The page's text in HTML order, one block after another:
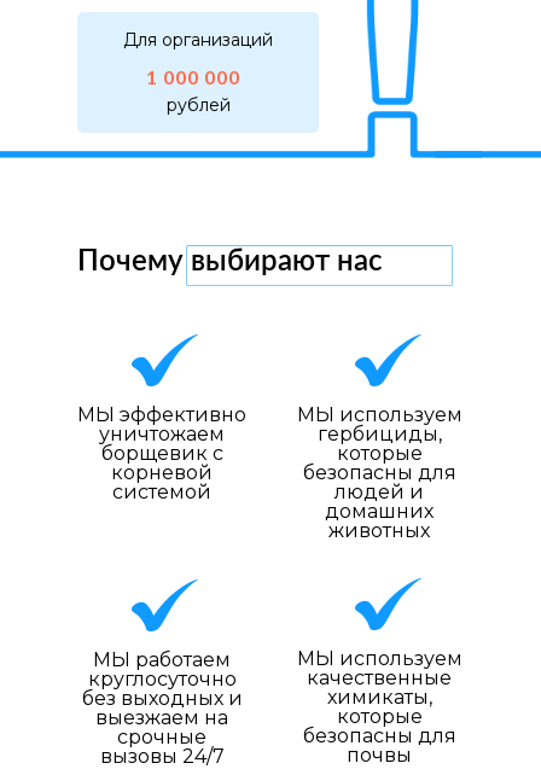
Для организаций
рублей
1 000 000
Почему выбирают нас
МЫ эффективно
уничтожаем
борщевик с
корневой
системой
МЫ используем
гербициды,
которые
безопасны для
людей и
домашних
животных
МЫ работаем
круглосуточно
без выходных и
выезжаем на
срочные
вызовы 24/7
МЫ используем
качественные
химикаты,
которые
безопасны для
почвы